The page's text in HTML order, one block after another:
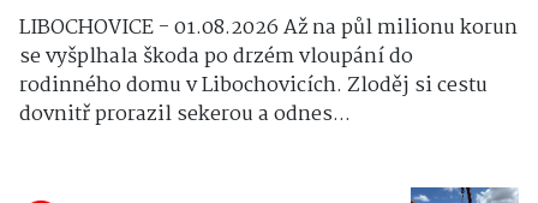
LIBOCHOVICE - 01.08.2026 Až na půl milionu korun
se vyšplhala škoda po drzém vloupání do
rodinného domu v Libochovicích. Zloděj si cestu
dovnitř prorazil sekerou a odnes...